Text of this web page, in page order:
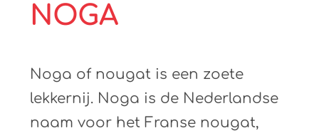
NOGA
Noga of nougat is een zoete
lekkernij. Noga is de Nederlandse
naam voor het Franse nougat,